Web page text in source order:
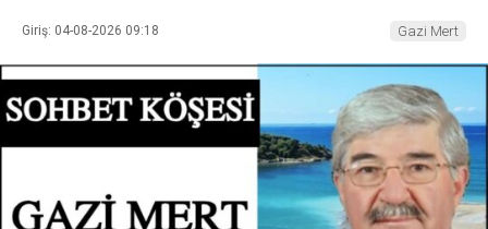
Giriş: 04-08-2026 09:18 Gazi Mert